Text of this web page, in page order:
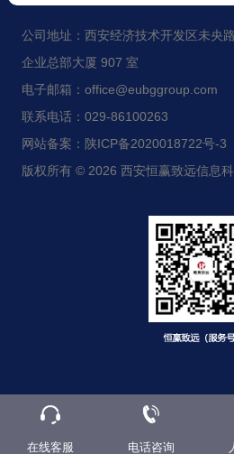
公司地址：西安经济技术开发区未央
企业总部大厦 907 室
电子邮箱：office@eubggroup.com
联系电话：029-86100263
网站备案：陕ICP备2020018722号-3
版权所有 © 2026 西安恒赢致远信息
在线客服 电话咨询